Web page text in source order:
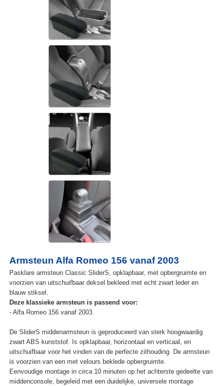
Armsteun Alfa Romeo 156 vanaf 2003
Pasklare armsteun Classic SliderS, opklapbaar, met opbergruimte en
voorzien van uitschuifbaar deksel bekleed met echt zwart leder en
blauw stiksel.
Deze klassieke armsteun is passend voor:
- Alfa Romeo 156 vanaf 2003.
De SliderS middenarmsteun is geproduceerd van sterk hoogwaardig
zwart ABS kunststof. Is opklapbaar, horizontaal en verticaal, en
uitschuifbaar voor het vinden van de perfecte zithouding. De armsteun
is voorzien van een met velours beklede opbergruimte.
Eenvoudige montage in circa 10 minuten op het achterste gedeelte van
middenconsole, begeleid met een duidelijke, universele montage